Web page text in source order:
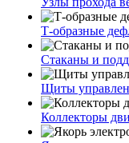
Т-образные
Стаканы и
Щиты
Коллекторы